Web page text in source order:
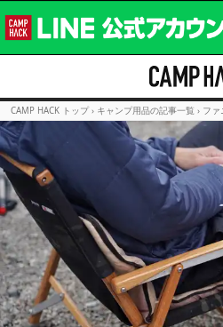
CAMP HACK トップ › キャンプ用品の記事一覧 › ファ